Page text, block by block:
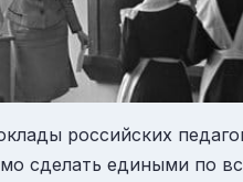
российских
сделать едиными по